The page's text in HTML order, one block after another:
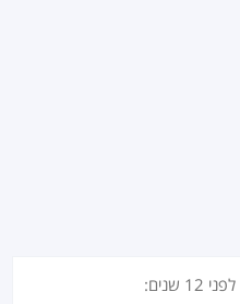
לפני 12 שנים :